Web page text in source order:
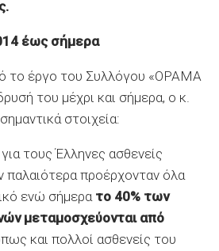
έως σήμερα
το έργο του Συλλόγου «ΟΡΑΜΑ
του μέχρι και σήμερα, ο κ.
στοιχεία:
τους Έλληνες ασθενείς
παλαιότερα προέρχονταν όλα
ενώ σήμερα το 40% των
μεταμοσχεύονται από
και πολλοί ασθενείς του